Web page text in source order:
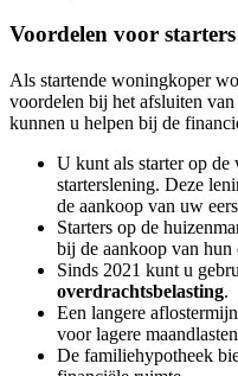
Voordelen voor
Als startende woningkoper
voordelen bij het afsluiten
kunnen u helpen bij de
U kunt als starter op
starterslening. Deze
de aankoop van uw
Starters op de
bij de aankoop van hun
Sinds 2021 kunt u
overdrachtsbelasting.
Een langere
voor lagere
De familiehypotheek